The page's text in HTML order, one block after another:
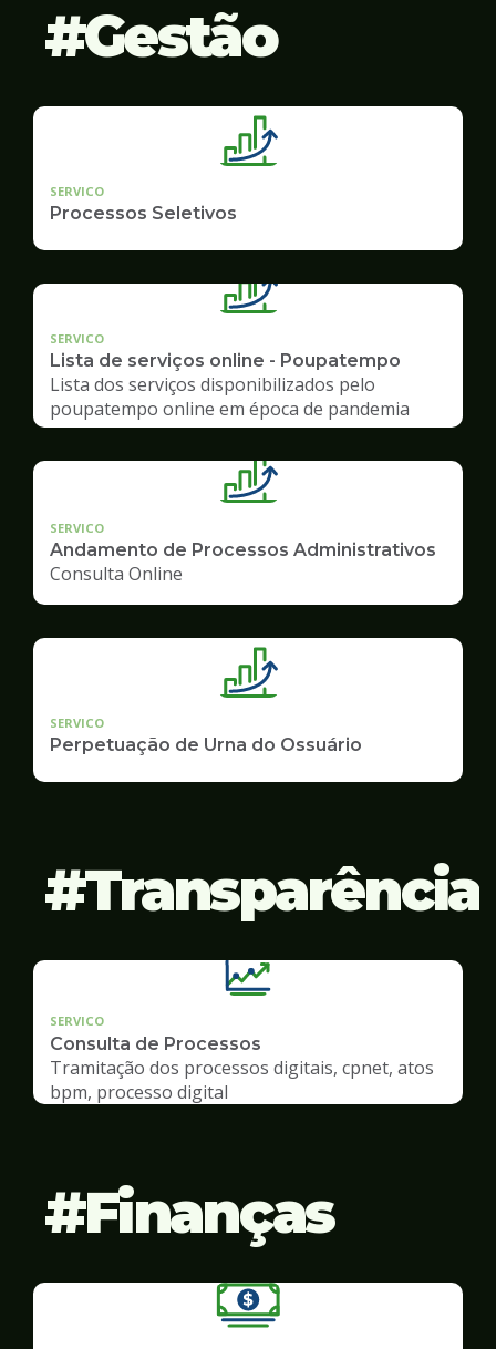
Gestão
SERVICO
Processos Seletivos
SERVICO
Lista de serviços online - Poupatempo
Lista dos serviços disponibilizados pelo
poupatempo online em época de pandemia
SERVICO
Andamento de Processos Administrativos
Consulta Online
SERVICO
Perpetuação de Urna do Ossuário
Transparência
SERVICO
Consulta de Processos
Tramitação dos processos digitais, cpnet, atos
bpm, processo digital
Finanças